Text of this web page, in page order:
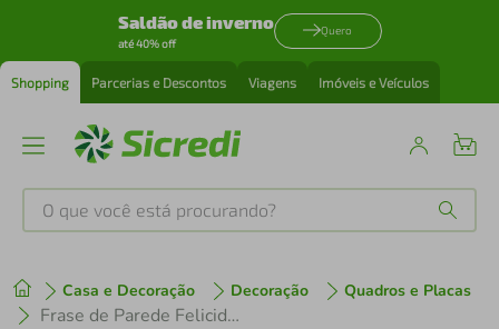
Saldão de inverno
até 40% off
Quero
Shopping Parcerias e Descontos Viagens Imóveis e Veículos
O que você está procurando?
Casa e Decoração Decoração Quadros e Placas
Frase de Parede Felicidade Vire Rotina 100x43 Marrom
1º tenis